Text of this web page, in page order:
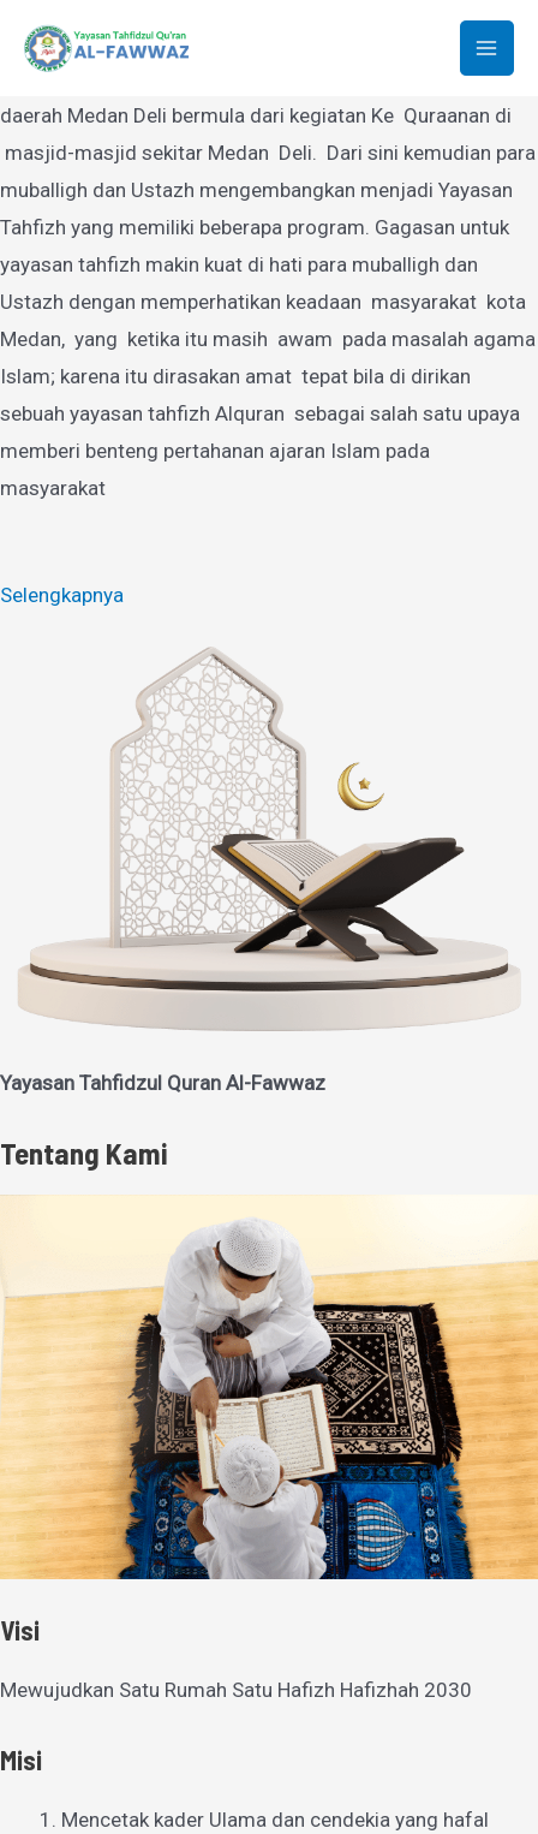
Yayasan Tahfidzul Quran Al-Fawwaz
Yayasan Tahfidzul Quran Al-Fawwaz Medan yang berdiri di
daerah Medan Deli bermula dari kegiatan Ke Quraanan di
masjid-masjid sekitar Medan Deli. Dari sini kemudian para
muballigh dan Ustazh mengembangkan menjadi Yayasan
Tahfizh yang memiliki beberapa program. Gagasan untuk
yayasan tahfizh makin kuat di hati para muballigh dan
Ustazh dengan memperhatikan keadaan masyarakat kota
Medan, yang ketika itu masih awam pada masalah agama
Islam; karena itu dirasakan amat tepat bila di dirikan
sebuah yayasan tahfizh Alquran sebagai salah satu upaya
memberi benteng pertahanan ajaran Islam pada
masyarakat
Selengkapnya
Yayasan Tahfidzul Quran Al-Fawwaz
Tentang Kami
Visi
Mewujudkan Satu Rumah Satu Hafizh Hafizhah 2030
Misi
Mencetak kader Ulama dan cendekia yang hafal